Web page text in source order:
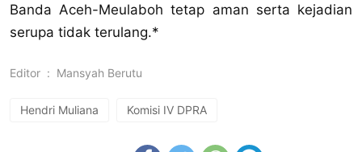
Banda Aceh-Meulaboh tetap aman serta kejadian
serupa tidak terulang.*
Editor : Mansyah Berutu
Hendri Muliana Komisi IV DPRA